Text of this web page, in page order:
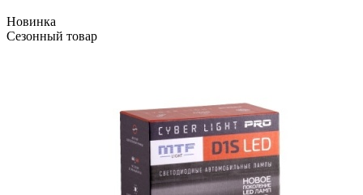
Новинка
Сезонный товар